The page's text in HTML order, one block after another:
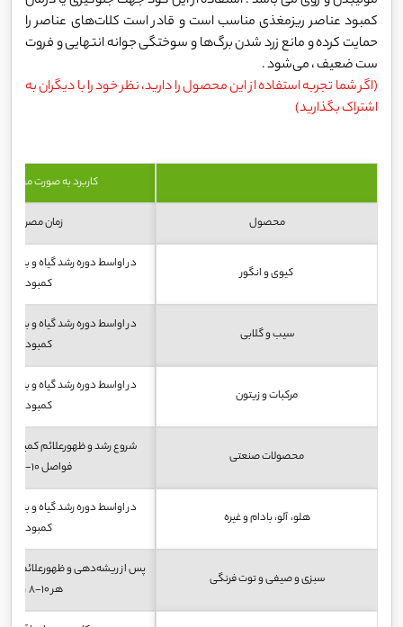
کمبود عناصر ریزمغذی مناسب است و قادر است کلات‌های عناصر را
حمایت کرده و مانع زرد شدن برگ‌ها و سوختگی جوانه انتهایی و فروت
ست ضعیف ، می‌شود .
(اگر شما تجربه استفاده از این محصول را دارید، نظر خود را با دیگران به
اشتراک بگذارید)
کاربرد به صورت
محصول زمان مصرف
كیوی و انگور
در اواسط دوره رشد گیاه و به
كمبود
سیب و گلابی
در اواسط دوره رشد گیاه و به
كمبود
مركبات و زیتون
در اواسط دوره رشد گیاه و به
كمبود
محصولات صنعتی
فواصل 10-8 روز
هلو، آلو، بادام و غیره
در اواسط دوره رشد گیاه و به
كمبود
سبزی و صیفی و توت فرنگی
هر 10-8 روز